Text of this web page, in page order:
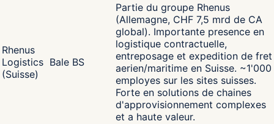
Rhenus
Logistics
(Suisse)
Bale BS
Partie du groupe Rhenus
(Allemagne, CHF 7,5 mrd de CA
global). Importante presence en
logistique contractuelle,
entreposage et expedition de fret
aerien/maritime en Suisse. ~1'000
employes sur les sites suisses.
Forte en solutions de chaines
d'approvisionnement complexes
et a haute valeur.